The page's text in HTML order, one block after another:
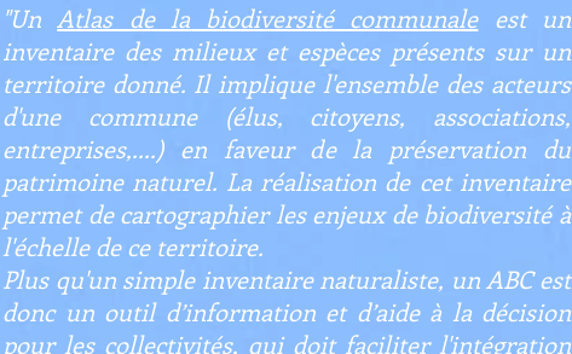
"Un Atlas de la biodiversité communaleest un
inventaire des milieux et espèces présents sur un
territoire donné. Il implique l'ensemble des acteurs
d'une commune (élus, citoyens, associations,
entreprises,....) en faveur de la préservation du
patrimoine naturel. La réalisation de cet inventaire
permet de cartographier les enjeux de biodiversité à
l'échelle de ce territoire.
Plus qu'un simple inventaire naturaliste, un ABC est
donc un outil d’information et d’aide à la décision
pour les collectivités, qui doit faciliter l'intégration